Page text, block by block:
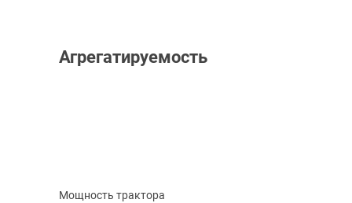
Агрегатируемость
Мощность трактора